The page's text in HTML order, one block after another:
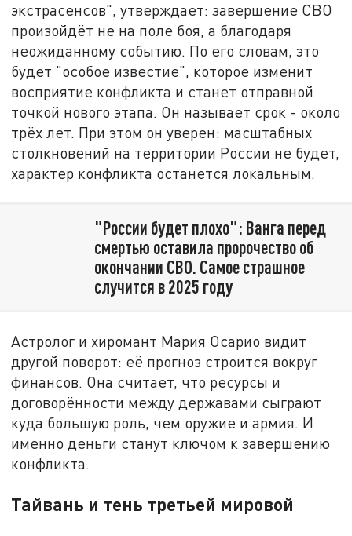
экстрасенсов", утверждает: завершение СВО
произойдёт не на поле боя, а благодаря
неожиданному событию. По его словам, это
будет "особое известие", которое изменит
восприятие конфликта и станет отправной
точкой нового этапа. Он называет срок - около
трёх лет. При этом он уверен: масштабных
столкновений на территории России не будет,
характер конфликта останется локальным.
"России будет плохо": Ванга перед
смертью оставила пророчество об
окончании СВО. Самое страшное
случится в 2025 году
Астролог и хиромант Мария Осарио видит
другой поворот: её прогноз строится вокруг
финансов. Она считает, что ресурсы и
договорённости между державами сыграют
куда большую роль, чем оружие и армия. И
именно деньги станут ключом к завершению
конфликта.
Тайвань и тень третьей мировой